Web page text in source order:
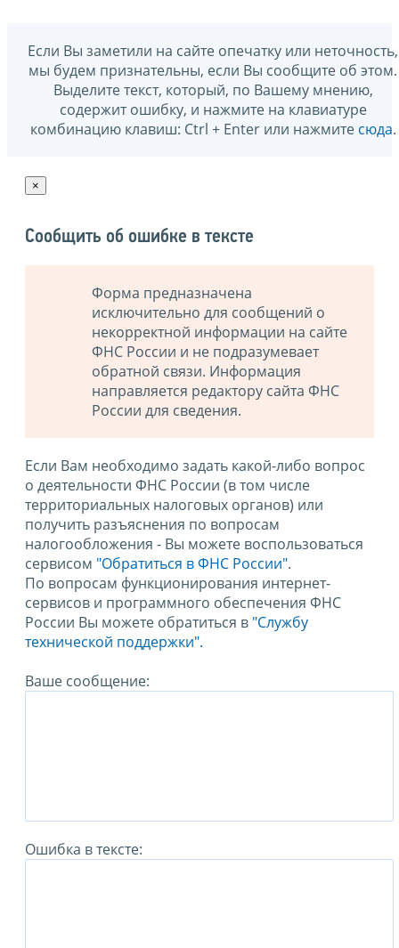
Если Вы заметили на сайте опечатку или неточность,
мы будем признательны, если Вы сообщите об этом.
Выделите текст, который, по Вашему мнению,
содержит ошибку, и нажмите на клавиатуре
комбинацию клавиш: Ctrl + Enter или нажмите сюда.
×
Сообщить об ошибке в тексте
Форма предназначена
исключительно для сообщений о
некорректной информации на сайте
ФНС России и не подразумевает
обратной связи. Информация
направляется редактору сайта ФНС
России для сведения.
Если Вам необходимо задать какой-либо вопрос
о деятельности ФНС России (в том числе
территориальных налоговых органов) или
получить разъяснения по вопросам
налогообложения - Вы можете воспользоваться
сервисом "Обратиться в ФНС России".
По вопросам функционирования интернет-
сервисов и программного обеспечения ФНС
России Вы можете обратиться в "Службу
технической поддержки".
Ваше сообщение:
Ошибка в тексте: